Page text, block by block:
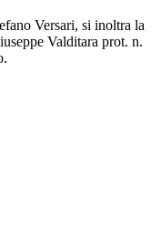
Versari, si inoltra la
Valditara prot. n.